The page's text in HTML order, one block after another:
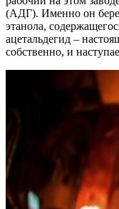
(АДГ). Именно он
этанола,
ацетальдегид –
собственно, и